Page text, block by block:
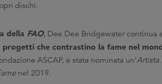
dischi.
della FAO, Dee Dee Bridgewater continua
progetti che contrastino la fame nel
ASCAP, è stata nominata un’Artista
nel 2019.